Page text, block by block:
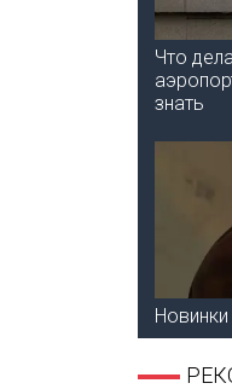
Что
знать
Новинки